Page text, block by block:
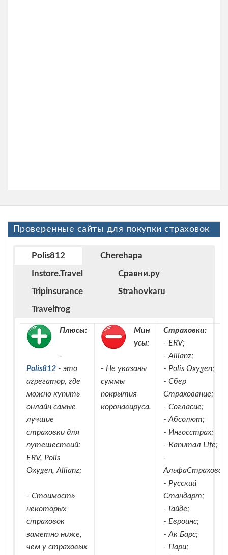
Проверенные сайты для покупки страховок
Polis812 Cherehapa
Instore.Travel Сравни.ру
Tripinsurance Strahovkaru
Travelfrog
Плюсы:
-
Polis812 - это
агрегатор, где
можно купить
онлайн самые
лучшие
страховки для
путешествий:
ERV, Polis
Oxygen, Allianz;
- Стоимость
некоторых
страховок
заметно ниже,
чем у страховых
Мин
усы:
- Не указаны
суммы
покрытия
коронавируса.
Страховки:
- ERV;
- Allianz;
- Polis Oxygen;
- Сбер
Страхование;
- Согласие;
- Абсолют;
- Ингосстрах;
- Капитал Life;
-
- Русский
Стандарт;
- Гайде;
- Евроинс;
- Ак Барс;
- Пари;